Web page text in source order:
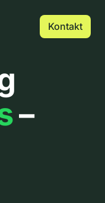
Kontakt
–